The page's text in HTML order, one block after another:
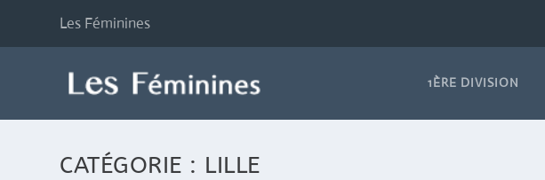
Les Féminines
1ÈRE DIVISION
CATÉGORIE : LILLE